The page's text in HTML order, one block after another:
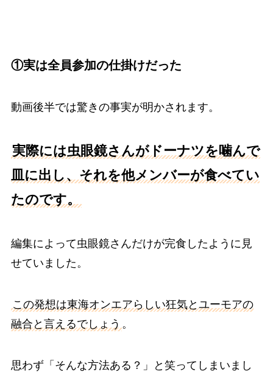
①実は全員参加の仕掛けだった
動画後半では驚きの事実が明かされます。
実際には虫眼鏡さんがドーナツを噛んで
皿に出し、それを他メンバーが食べてい
たのです。
編集によって虫眼鏡さんだけが完食したように見
せていました。
この発想は東海オンエアらしい狂気とユーモアの
融合と言えるでしょう 。
思わず「そんな方法ある？」と笑ってしまいまし